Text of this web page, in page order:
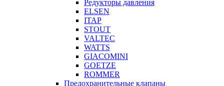
Редукторы давления
ELSEN
ITAP
STOUT
VALTEC
WATTS
GIACOMINI
GOETZE
ROMMER
Предохранительные клапаны